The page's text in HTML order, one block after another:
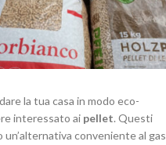
la tua casa in modo eco-
interessato ai pellet. Questi
conveniente al gas